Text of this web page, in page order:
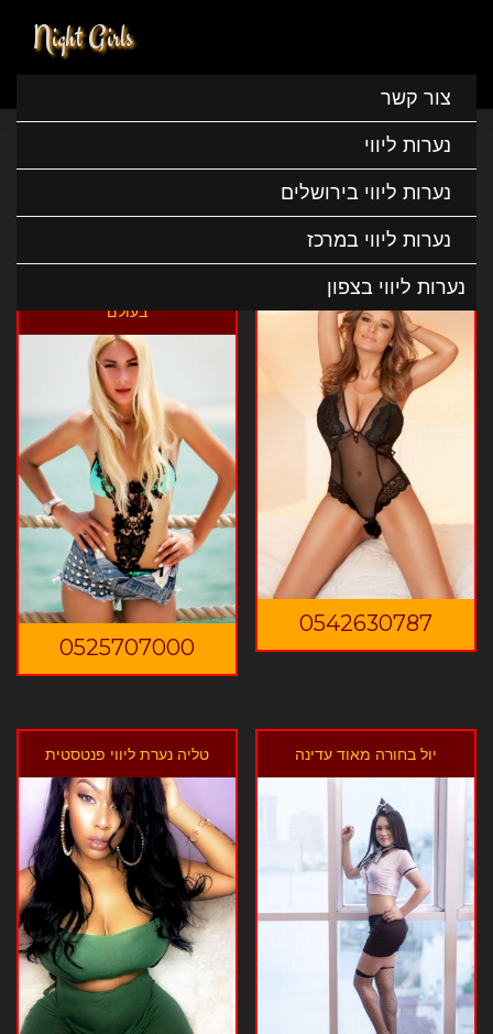
Night Girls
צור קשר
נערות ליווי
נערות ליווי בירושלים
נערות ליווי במרכז
נערות ליווי בצפון
Home נערות ליווי
נערות ליווי בפתח תקווה
נערות ליווי בפתח תקווה
שירן פצצת על
0542630787
בעולם
0525707000
יול בחורה מאוד עדינה טליה נערת ליווי פנטסטית